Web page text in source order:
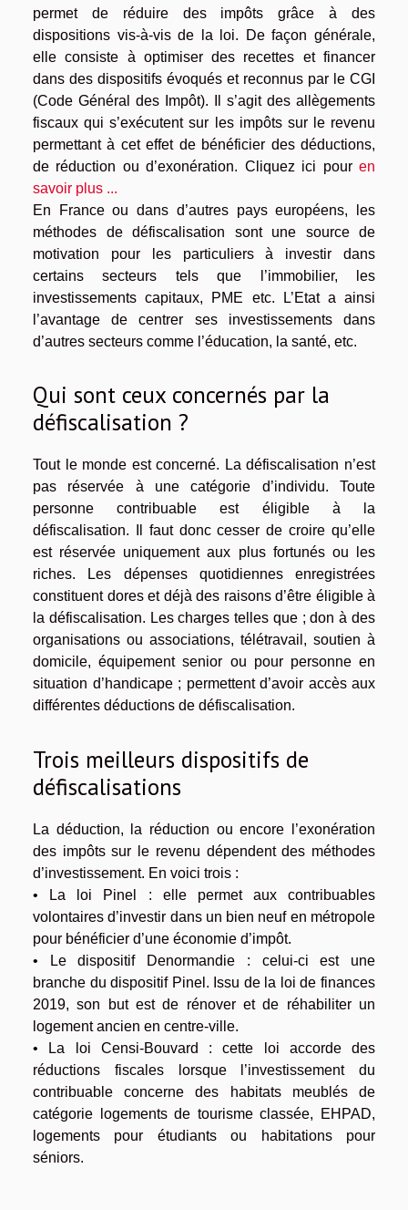
permet de réduire des impôts grâce à des
dispositions vis-à-vis de la loi. De façon générale,
elle consiste à optimiser des recettes et financer
dans des dispositifs évoqués et reconnus par le CGI
(Code Général des Impôt). Il s’agit des allègements
fiscaux qui s’exécutent sur les impôts sur le revenu
permettant à cet effet de bénéficier des déductions,
de réduction ou d’exonération. Cliquez ici pour en
savoir plus ...
En France ou dans d’autres pays européens, les
méthodes de défiscalisation sont une source de
motivation pour les particuliers à investir dans
certains secteurs tels que l’immobilier, les
investissements capitaux, PME etc. L’Etat a ainsi
l’avantage de centrer ses investissements dans
d’autres secteurs comme l’éducation, la santé, etc.
Qui sont ceux concernés par la
défiscalisation ?
Tout le monde est concerné. La défiscalisation n’est
pas réservée à une catégorie d’individu. Toute
personne contribuable est éligible à la
défiscalisation. Il faut donc cesser de croire qu’elle
est réservée uniquement aux plus fortunés ou les
riches. Les dépenses quotidiennes enregistrées
constituent dores et déjà des raisons d’être éligible à
la défiscalisation. Les charges telles que ; don à des
organisations ou associations, télétravail, soutien à
domicile, équipement senior ou pour personne en
situation d’handicape ; permettent d’avoir accès aux
différentes déductions de défiscalisation.
Trois meilleurs dispositifs de
défiscalisations
La déduction, la réduction ou encore l’exonération
des impôts sur le revenu dépendent des méthodes
d’investissement. En voici trois :
• La loi Pinel : elle permet aux contribuables
volontaires d’investir dans un bien neuf en métropole
pour bénéficier d’une économie d’impôt.
• Le dispositif Denormandie : celui-ci est une
branche du dispositif Pinel. Issu de la loi de finances
2019, son but est de rénover et de réhabiliter un
logement ancien en centre-ville.
• La loi Censi-Bouvard : cette loi accorde des
réductions fiscales lorsque l’investissement du
contribuable concerne des habitats meublés de
catégorie logements de tourisme classée, EHPAD,
logements pour étudiants ou habitations pour
séniors.